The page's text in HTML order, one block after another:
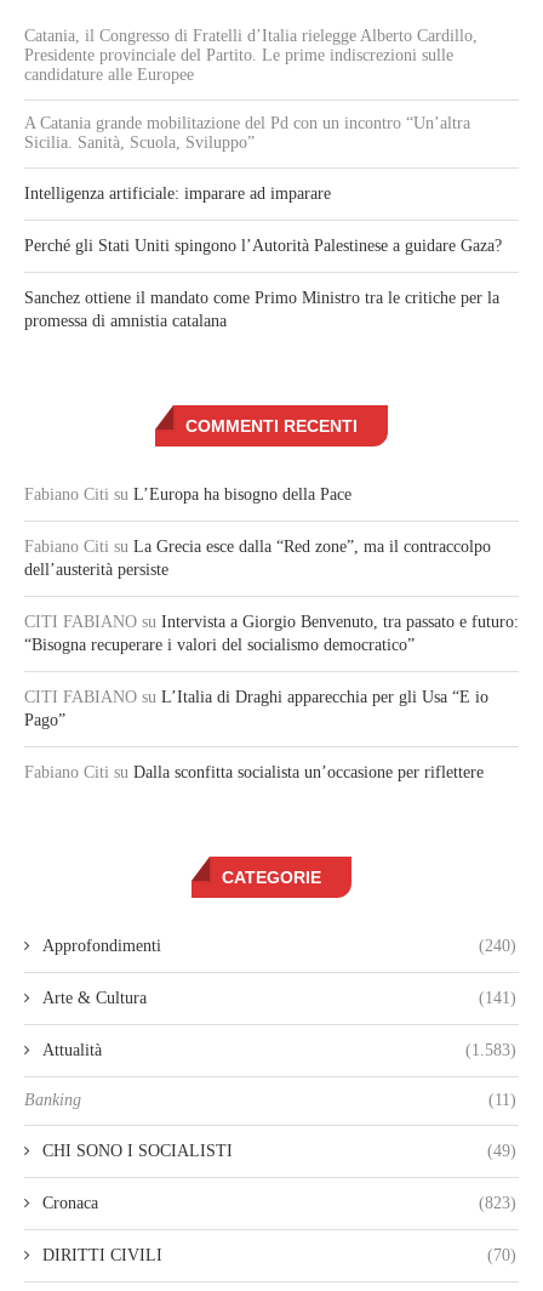
Catania, il Congresso di Fratelli d’Italia rielegge Alberto Cardillo,
Presidente provinciale del Partito. Le prime indiscrezioni sulle
candidature alle Europee
A Catania grande mobilitazione del Pd con un incontro “Un’altra
Sicilia. Sanità, Scuola, Sviluppo”
Intelligenza artificiale: imparare ad imparare
Perché gli Stati Uniti spingono l’Autorità Palestinese a guidare Gaza?
Sanchez ottiene il mandato come Primo Ministro tra le critiche per la
promessa di amnistia catalana
COMMENTI RECENTI
Fabiano Citi su L’Europa ha bisogno della Pace
Fabiano Citi su La Grecia esce dalla “Red zone”, ma il contraccolpo
dell’austerità persiste
CITI FABIANO su Intervista a Giorgio Benvenuto, tra passato e futuro:
“Bisogna recuperare i valori del socialismo democratico”
CITI FABIANO su L’Italia di Draghi apparecchia per gli Usa “E io
Pago”
Fabiano Citi su Dalla sconfitta socialista un’occasione per riflettere
CATEGORIE
Approfondimenti (240)
Arte & Cultura (141)
Attualità (1.583)
Banking (11)
CHI SONO I SOCIALISTI (49)
Cronaca (823)
DIRITTI CIVILI (70)